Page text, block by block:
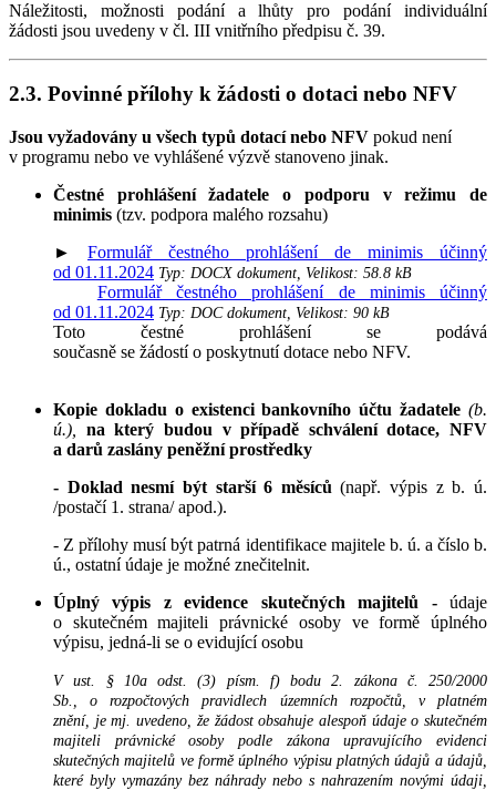
Náležitosti, možnosti podání a lhůty pro podání individuální
žádosti jsou uvedeny v čl. III vnitřního předpisu č. 39.
2.3. Povinné přílohy k žádosti o dotaci nebo NFV
Jsou vyžadovány u všech typů dotací nebo NFV pokud není
v programu nebo ve vyhlášené výzvě stanoveno jinak.
Čestné prohlášení žadatele o podporu v režimu de
minimis (tzv. podpora malého rozsahu)
► Formulář čestného prohlášení de minimis účinný
od 01.11.2024 Typ: DOCX dokument, Velikost: 58.8 kB
Formulář čestného prohlášení de minimis účinný
od 01.11.2024 Typ: DOC dokument, Velikost: 90 kB
Toto čestné prohlášení se podává
současně se žádostí o poskytnutí dotace nebo NFV.
Kopie dokladu o existenci bankovního účtu žadatele (b.
ú.), na který budou v případě schválení dotace, NFV
a darů zaslány peněžní prostředky
- Doklad nesmí být starší 6 měsíců(např. výpis z b. ú.
/postačí 1. strana/ apod.).
- Z přílohy musí být patrná identifikace majitele b. ú. a číslo b.
ú., ostatní údaje je možné znečitelnit.
Úplný výpis z evidence skutečných majitelů - údaje
o skutečném majiteli právnické osoby ve formě úplného
výpisu, jedná-li se o evidující osobu
V ust. § 10a odst. (3) písm. f) bodu 2. zákona č. 250/2000
Sb., o rozpočtových pravidlech územních rozpočtů, v platném
znění, je mj. uvedeno, že žádost obsahuje alespoň údaje o skutečném
majiteli právnické osoby podle zákona upravujícího evidenci
skutečných majitelů ve formě úplného výpisu platných údajů a údajů,
které byly vymazány bez náhrady nebo s nahrazením novými údaji,